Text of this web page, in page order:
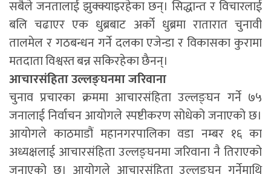
सबैले जनतालाई झुक्क्याइरहेका छन्। सिद्धान्त र विचारलाई
बलि चढाएर एक धुब्रबाट अर्को धुब्रमा रातारात चुनावी
तालमेल र गठबन्धन गर्ने दलका एजेन्डा र विकासका कुरामा
मतदाता विश्वस्त बन्न सकिरहेका छैनन्।
आचारसंहिता उल्लङ्घनमा जरिवाना
चुनाव प्रचारका क्रममा आचारसंहिता उल्लङ्घन गर्ने ७५
जनालाई निर्वाचन आयोगले स्पष्टीकरण सोधेको जनाएको छ।
आयोगले काठमाडौं महानगरपालिका वडा नम्बर १६ का
अध्यक्षलाई आचारसंहिता उल्लङ्घनमा जरिवाना नै तिराएको